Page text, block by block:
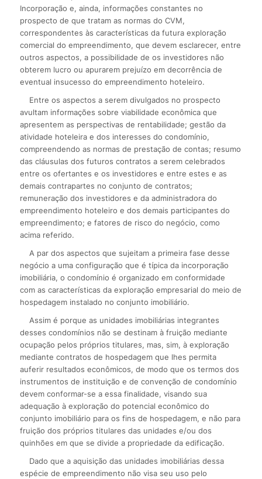
Incorporação e, ainda, informações constantes no
prospecto de que tratam as normas do CVM,
correspondentes às características da futura exploração
comercial do empreendimento, que devem esclarecer, entre
outros aspectos, a possibilidade de os investidores não
obterem lucro ou apurarem prejuízo em decorrência de
eventual insucesso do empreendimento hoteleiro.
Entre os aspectos a serem divulgados no prospecto
avultam informações sobre viabilidade econômica que
apresentem as perspectivas de rentabilidade; gestão da
atividade hoteleira e dos interesses do condomínio,
compreendendo as normas de prestação de contas; resumo
das cláusulas dos futuros contratos a serem celebrados
entre os ofertantes e os investidores e entre estes e as
demais contrapartes no conjunto de contratos;
remuneração dos investidores e da administradora do
empreendimento hoteleiro e dos demais participantes do
empreendimento; e fatores de risco do negócio, como
acima referido.
A par dos aspectos que sujeitam a primeira fase desse
negócio a uma configuração que é típica da incorporação
imobiliária, o condomínio é organizado em conformidade
com as características da exploração empresarial do meio de
hospedagem instalado no conjunto imobiliário.
Assim é porque as unidades imobiliárias integrantes
desses condomínios não se destinam à fruição mediante
ocupação pelos próprios titulares, mas, sim, à exploração
mediante contratos de hospedagem que lhes permita
auferir resultados econômicos, de modo que os termos dos
instrumentos de instituição e de convenção de condomínio
devem conformar-se a essa finalidade, visando sua
adequação à exploração do potencial econômico do
conjunto imobiliário para os fins de hospedagem, e não para
fruição dos próprios titulares das unidades e/ou dos
quinhões em que se divide a propriedade da edificação.
Dado que a aquisição das unidades imobiliárias dessa
espécie de empreendimento não visa seu uso pelo